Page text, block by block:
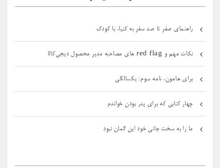
راهنمای صفر تا صد سفر به کنیا، با کودک
نکات مهم و red flag های مصاحبه مدیر محصول دیجی‌کالا
برای هامون، نامه سوم: یکسالگی
چهار کتابی که برای پدر بودن خواندم
ما را به سخت جانی خود این گمان نبود